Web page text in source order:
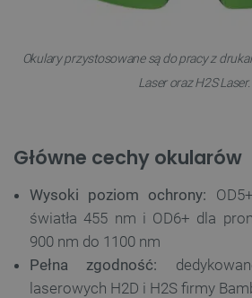
Okulary przystosowane są do pracy z
Laser oraz H2S Laser.
Główne cechy okularów
Wysoki poziom ochrony:
światła 455 nm i OD6+ dla
900 nm do 1100 nm
Pełna zgodność:
laserowych H2D i H2S firmy